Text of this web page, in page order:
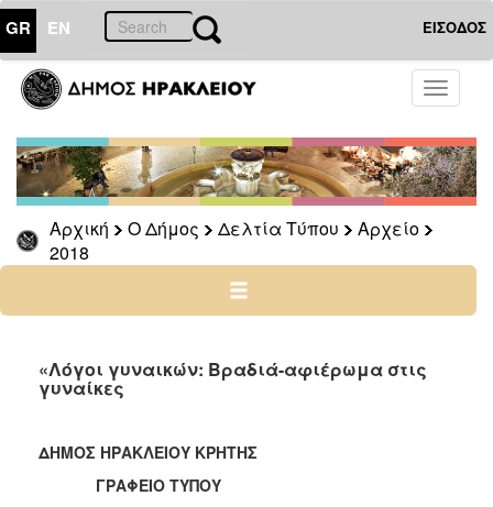
GR EN ΕΙΣΟΔΟΣ
Toggle
Αρχική Ο Δήμος Δελτία Τύπου
Αρχείο
2018
ΔΗΜΟΣ
Δελτία
Τύπου
Αρχείο
2026
2025
2022
2021
2019
2018
«Λόγοι γυναικών: Βραδιά-αφιέρωμα στις
γυναίκες
ΔΗΜΟΣ ΗΡΑΚΛΕΙΟΥ ΚΡΗΤΗΣ
ΓΡΑΦΕΙΟ ΤΥΠΟΥ